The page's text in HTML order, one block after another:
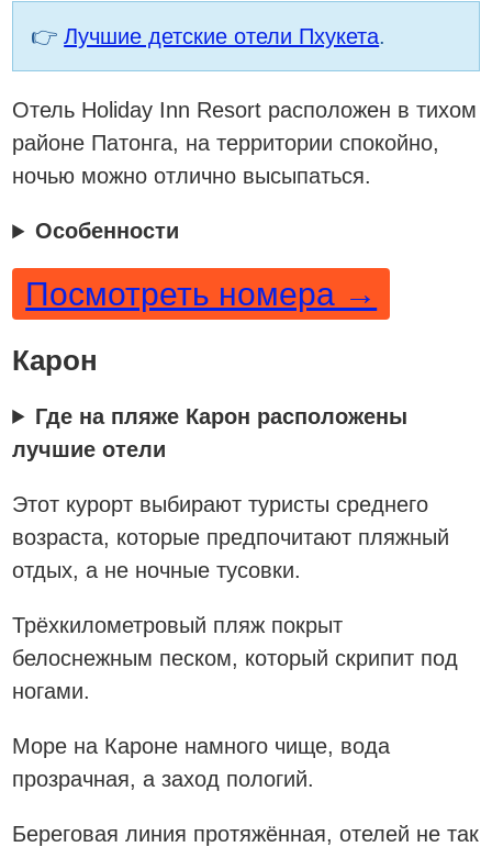
👉Лучшие детские отели Пхукета.
Отель Holiday Inn Resort расположен в тихом
районе Патонга, на территории спокойно,
ночью можно отлично высыпаться.
Особенности
Посмотреть номера →
Карон
Где на пляже Карон расположены
лучшие отели
Этот курорт выбирают туристы среднего
возраста, которые предпочитают пляжный
отдых, а не ночные тусовки.
Трёхкилометровый пляж покрыт
белоснежным песком, который скрипит под
ногами.
Море на Кароне намного чище, вода
прозрачная, а заход пологий.
Береговая линия протяжённая, отелей не так